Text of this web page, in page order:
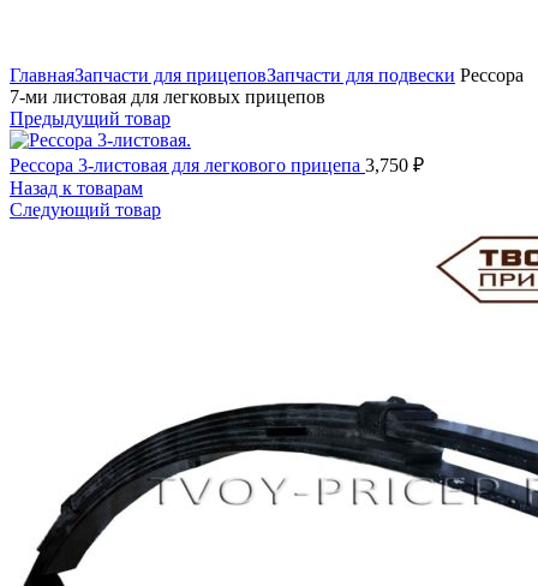
ГлавнаяЗапчасти для прицеповЗапчасти для подвески Рессора
7-ми листовая для легковых прицепов
Предыдущий товар
Рессора 3-листовая для легкового прицепа 3,750 ₽
Назад к товарам
Следующий товар